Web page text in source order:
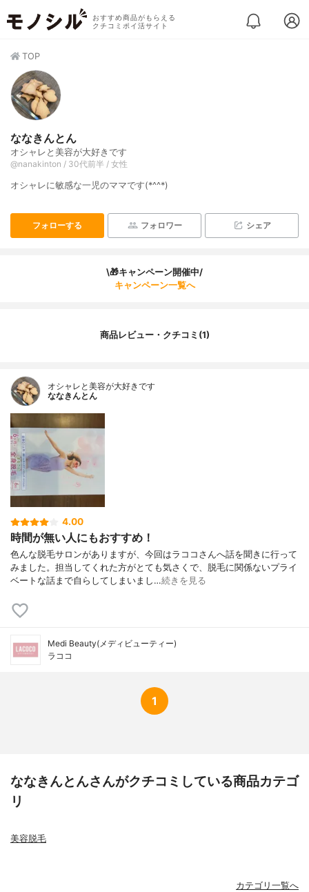
おすすめ商品がもらえる
クチコミポイ活サイト
TOP
ななきんとん
オシャレと美容が大好きです
@nanakinton / 30代前半 / 女性
オシャレに敏感な一児のママです(*^^*)
フォローする フォロワー シェア
\🎁キャンペーン開催中/
キャンペーン一覧へ
商品レビュー・クチコミ(1)
オシャレと美容が大好きです
ななきんとん
4.00
時間が無い人にもおすすめ！
色んな脱毛サロンがありますが、今回はラココさんへ話を聞きに行って
みました。担当してくれた方がとても気さくで、脱毛に関係ないプライ
ベートな話まで自らしてしまいまし…続きを見る
Medi Beauty(メディビューティー)
ラココ
1
ななきんとんさんがクチコミしている商品カテゴ
リ
美容脱毛
カテゴリ一覧へ